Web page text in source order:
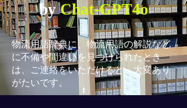
byChat-GPT4o
物流用語辞典に、物流用語の解説など
に不備や間違いを見つけられたとき
は、ご連絡をいただけると、大変あり
がたいです。